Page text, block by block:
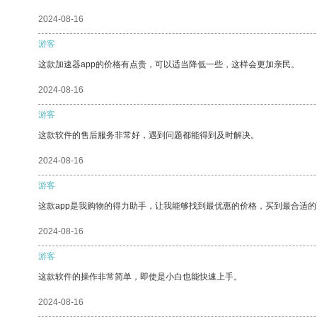
2024-08-16
游客
这款加速器app的价格有点贵，可以适当降低一些，这样会更加亲民。
2024-08-16
游客
这款软件的售后服务非常好，遇到问题都能得到及时解决。
2024-08-16
游客
这款app是我购物的得力助手，让我能够找到最优惠的价格，买到最合适
2024-08-16
游客
这款软件的操作非常简单，即使是小白也能快速上手。
2024-08-16